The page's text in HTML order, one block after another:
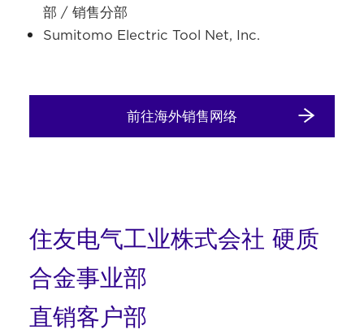
部 / 销售分部
Sumitomo Electric Tool Net, Inc.
前往海外销售网络
住友电气工业株式会社 硬质
合金事业部
直销客户部